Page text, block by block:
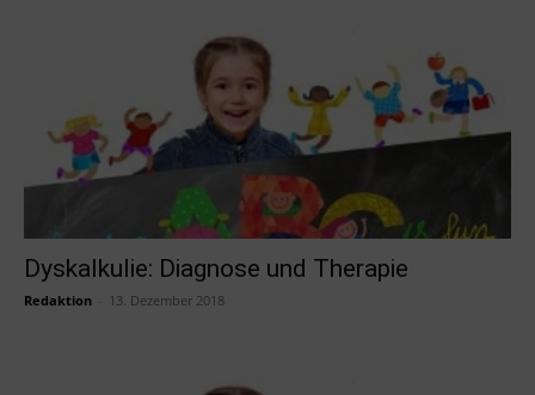
Dyskalkulie: Diagnose und Therapie
Redaktion 13. Dezember 2018